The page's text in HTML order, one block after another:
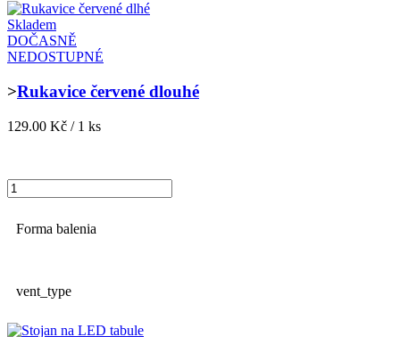
Skladem
DOČASNĚ
NEDOSTUPNÉ
>Rukavice červené dlouhé
129.00 Kč / 1 ks
Forma balenia
vent_type